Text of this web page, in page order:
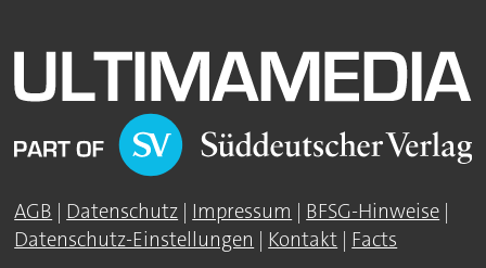
AGB | Datenschutz | Impressum | BFSG-Hinweise |
Datenschutz-Einstellungen | Kontakt | Facts